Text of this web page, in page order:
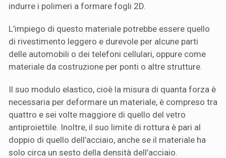
indurre i polimeri a formare fogli 2D.
L’impiego di questo materiale potrebbe essere quello
di rivestimento leggero e durevole per alcune parti
delle automobili o dei telefoni cellulari, oppure come
materiale da costruzione per ponti o altre strutture.
Il suo modulo elastico, cioè la misura di quanta forza è
necessaria per deformare un materiale, è compreso tra
quattro e sei volte maggiore di quello del vetro
antiproiettile. Inoltre, il suo limite di rottura è pari al
doppio di quello dell’acciaio, anche se il materiale ha
solo circa un sesto della densità dell’acciaio.